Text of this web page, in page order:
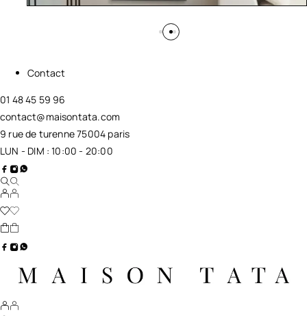
Contact
01 48 45 59 96
contact@maisontata.com
9 rue de turenne 75004 paris
LUN - DIM : 10:00 - 20:00